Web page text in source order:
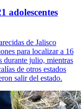
adolescentes
de Jalisco
para localizar a 16
durante julio, mientras
de otros estados
salir del estado.